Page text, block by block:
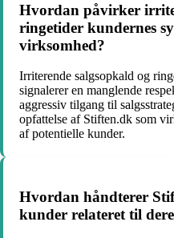
Hvordan påvirker
ringetider kundernes
virksomhed?
Irriterende salgsopkald og
signalerer en manglende
aggressiv tilgang til
opfattelse af Stiften.dk som
af potentielle kunder.
Hvordan håndterer
kunder relateret til